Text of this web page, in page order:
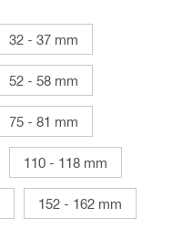
32 - 37 mm
52 - 58 mm
75 - 81 mm
110 - 118 mm
152 - 162 mm